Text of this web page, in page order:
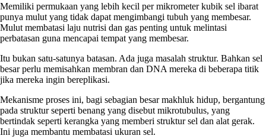
Memiliki permukaan yang lebih kecil per mikrometer kubik sel ibarat
punya mulut yang tidak dapat mengimbangi tubuh yang membesar.
Mulut membatasi laju nutrisi dan gas penting untuk melintasi
perbatasan guna mencapai tempat yang membesar.
Itu bukan satu-satunya batasan. Ada juga masalah struktur. Bahkan sel
besar perlu memisahkan membran dan DNA mereka di beberapa titik
jika mereka ingin bereplikasi.
Mekanisme proses ini, bagi sebagian besar makhluk hidup, bergantung
pada struktur seperti benang yang disebut mikrotubulus, yang
bertindak seperti kerangka yang memberi struktur sel dan alat gerak.
Ini juga membantu membatasi ukuran sel.